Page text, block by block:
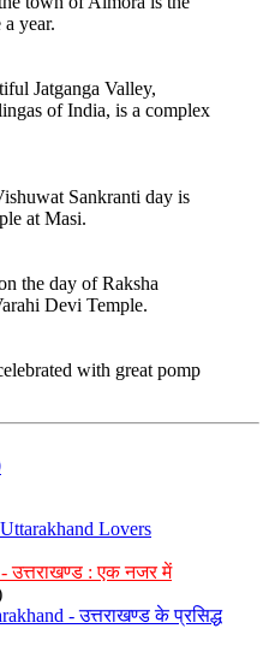
year.
Jatganga Valley,
of India, is a complex
Sankranti day is
at Masi.
the day of Raksha
Devi Temple.
with great pomp
Lovers
उत्तराखण्ड : एक नजर में
- उत्तराखण्ड के प्रसिद्ध